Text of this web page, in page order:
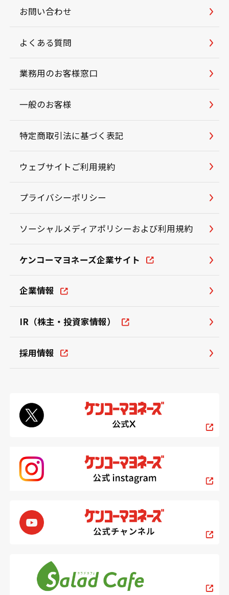
お問い合わせ
よくある質問
業務用のお客様窓口
一般のお客様
特定商取引法に基づく表記
ウェブサイトご利用規約
プライバシーポリシー
ソーシャルメディアポリシーおよび利用規約
ケンコーマヨネーズ企業サイト
企業情報
IR（株主・投資家情報）
採用情報